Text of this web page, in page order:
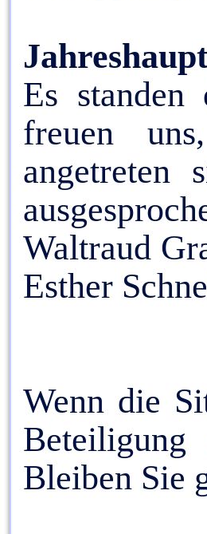
Es standen
freuen
angetreten
Waltraud
Esther
Wenn die
Bleiben Sie